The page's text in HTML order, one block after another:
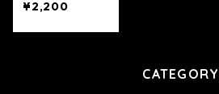
¥2,200
CATEGORY